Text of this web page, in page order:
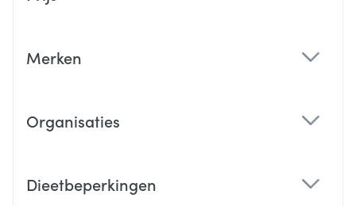
Merken
Organisaties
Dieetbeperkingen